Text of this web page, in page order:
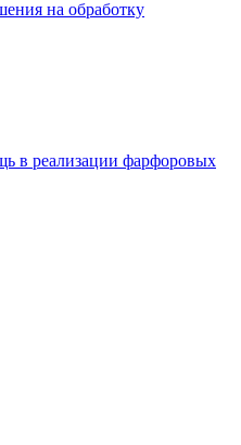
на обработку
реализации фарфоровых